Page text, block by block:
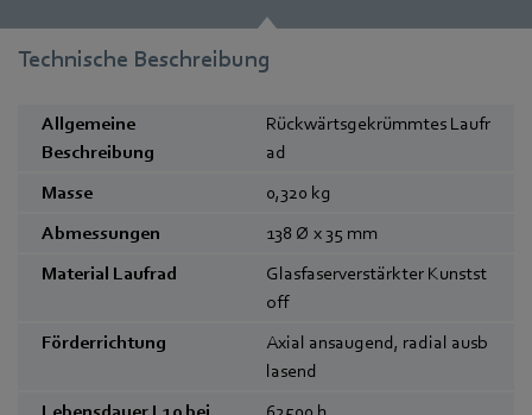
Technische Beschreibung
Allgemeine
Beschreibung
Rückwärtsgekrümmtes Laufr
ad
Masse
0,320 kg
Abmessungen
138 Ø x 35 mm
Material Laufrad
Glasfaserverstärkter Kunstst
off
Förderrichtung
Axial ansaugend, radial ausb
lasend